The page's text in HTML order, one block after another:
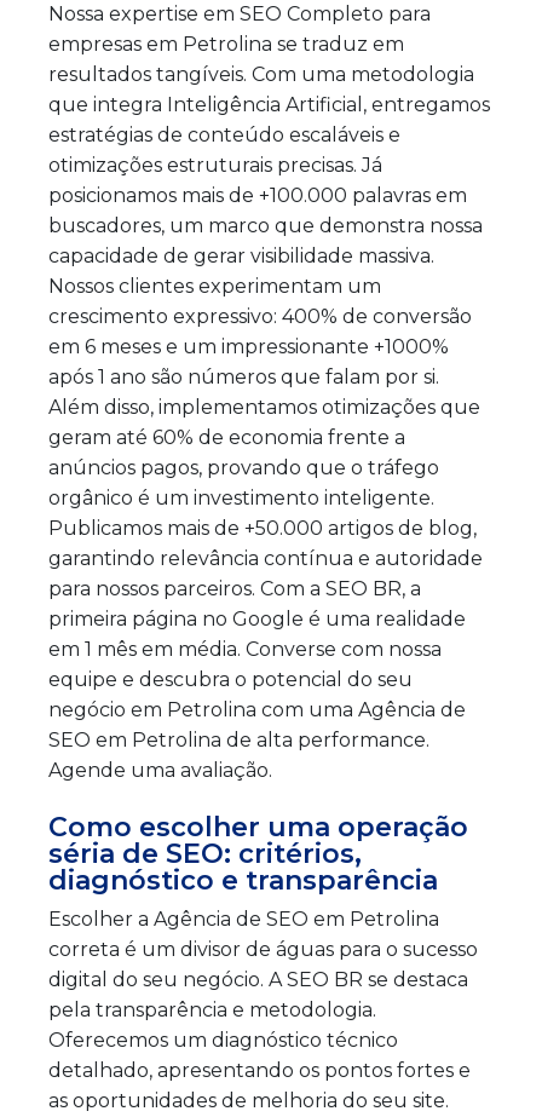
Nossa expertise em SEO Completo para
empresas em Petrolina se traduz em
resultados tangíveis. Com uma metodologia
que integra Inteligência Artificial, entregamos
estratégias de conteúdo escaláveis e
otimizações estruturais precisas. Já
posicionamos mais de +100.000 palavras em
buscadores, um marco que demonstra nossa
capacidade de gerar visibilidade massiva.
Nossos clientes experimentam um
crescimento expressivo: 400% de conversão
em 6 meses e um impressionante +1000%
após 1 ano são números que falam por si.
Além disso, implementamos otimizações que
geram até 60% de economia frente a
anúncios pagos, provando que o tráfego
orgânico é um investimento inteligente.
Publicamos mais de +50.000 artigos de blog,
garantindo relevância contínua e autoridade
para nossos parceiros. Com a SEO BR, a
primeira página no Google é uma realidade
em 1 mês em média. Converse com nossa
equipe e descubra o potencial do seu
negócio em Petrolina com uma Agência de
SEO em Petrolina de alta performance.
Agende uma avaliação.
Como escolher uma operação
séria de SEO: critérios,
diagnóstico e transparência
Escolher a Agência de SEO em Petrolina
correta é um divisor de águas para o sucesso
digital do seu negócio. A SEO BR se destaca
pela transparência e metodologia.
Oferecemos um diagnóstico técnico
detalhado, apresentando os pontos fortes e
as oportunidades de melhoria do seu site.